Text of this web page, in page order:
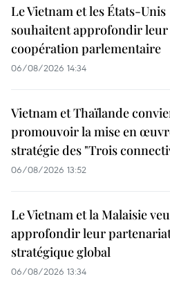
Le Vietnam et les États-Unis
souhaitent approfondir leur
coopération parlementaire
06/08/2026 14:34
Vietnam et Thaïlande
promouvoir la mise en
stratégie des "Trois
06/08/2026 13:52
Le Vietnam et la Malaisie
approfondir leur
stratégique global
06/08/2026 13:34